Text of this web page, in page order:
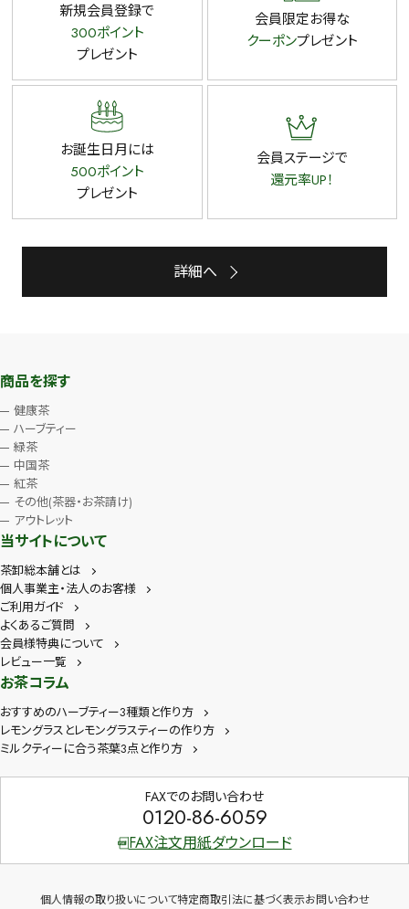
新規会員登録で
300ポイント
プレゼント
会員限定お得な
クーポンプレゼント
お誕生日月には
500ポイント
プレゼント
会員ステージで
還元率UP！
詳細へ
商品を探す
健康茶
ハーブティー
緑茶
中国茶
紅茶
その他(茶器・お茶請け)
アウトレット
当サイトについて
茶卸総本舗とは
個人事業主・法人のお客様
ご利用ガイド
よくあるご質問
会員様特典について
レビュー一覧
お茶コラム
おすすめのハーブティー3種類と作り方
レモングラスとレモングラスティーの作り方
ミルクティーに合う茶葉3点と作り方
FAXでのお問い合わせ
0120-86-6059
FAX注文用紙ダウンロード
個人情報の取り扱いについて特定商取引法に基づく表示お問い合わせ